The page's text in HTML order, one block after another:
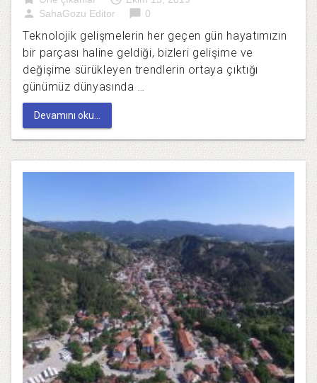
person SahaGozu Editor chat_bubble 0
Teknolojik gelişmelerin her geçen gün hayatımızın
bir parçası haline geldiği, bizleri gelişime ve
değişime sürükleyen trendlerin ortaya çıktığı
günümüz dünyasında …
Devamını oku...